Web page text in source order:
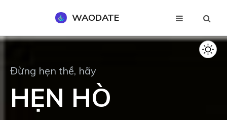
WAODATE